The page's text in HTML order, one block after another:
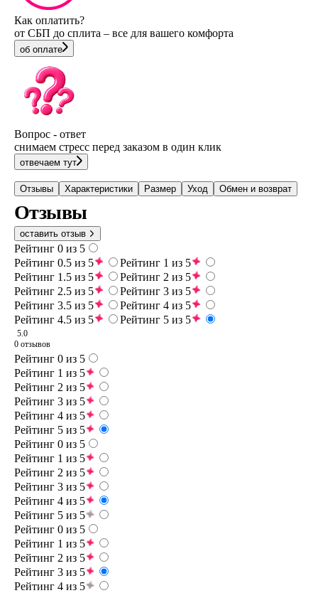
Как оплатить?
от СБП до сплита – все для вашего комфорта
об оплате
Вопрос - ответ
снимаем стресс перед заказом в один клик
отвечаем тут
Отзывы Характеристики Размер Уход Обмен и возврат
Отзывы
оставить отзыв
Рейтинг 0 из 5
Рейтинг 0.5 из 5
Рейтинг 1 из 5
Рейтинг 1.5 из 5
Рейтинг 2 из 5
Рейтинг 2.5 из 5
Рейтинг 3 из 5
Рейтинг 3.5 из 5
Рейтинг 4 из 5
Рейтинг 4.5 из 5
Рейтинг 5 из 5
5.0
0 отзывов
Рейтинг 0 из 5
Рейтинг 1 из 5
Рейтинг 2 из 5
Рейтинг 3 из 5
Рейтинг 4 из 5
Рейтинг 5 из 5
Рейтинг 0 из 5
Рейтинг 1 из 5
Рейтинг 2 из 5
Рейтинг 3 из 5
Рейтинг 4 из 5
Рейтинг 5 из 5
Рейтинг 0 из 5
Рейтинг 1 из 5
Рейтинг 2 из 5
Рейтинг 3 из 5
Рейтинг 4 из 5